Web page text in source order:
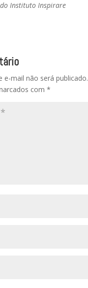
Instituto Inspirare
e-mail não será publicado.
com *